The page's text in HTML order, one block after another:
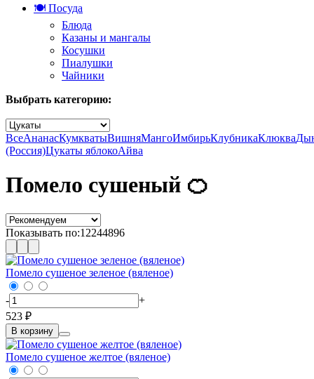
🍽️ Посуда
Блюда
Казаны и мангалы
Косушки
Пиалушки
Чайники
Выбрать категорию:
ВсеАнанасКумкватыВишняМангоИмбирьКлубникаКлюква
(Россия)Цукаты яблокоАйва
Помело сушеный 🍊
Показывать по:12244896
Помело сушеное зеленое (вяленое)
-
+
523 ₽
В корзину
Помело сушеное желтое (вяленое)